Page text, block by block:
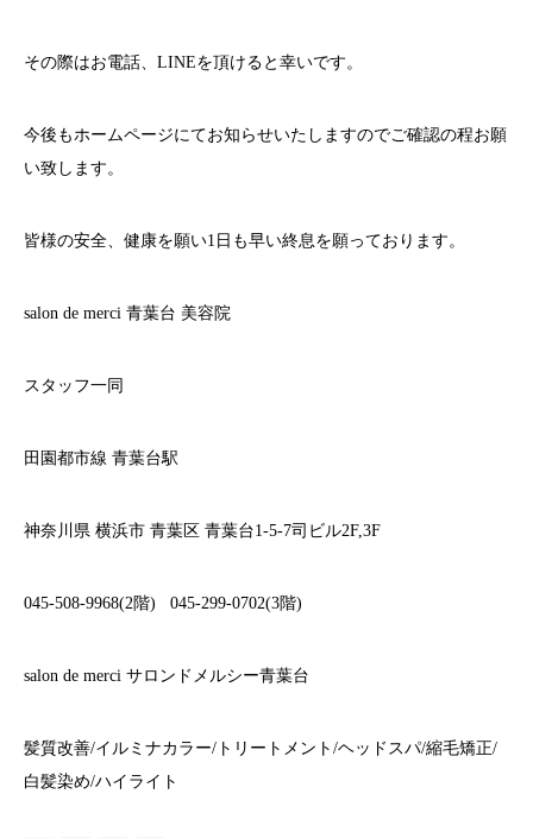
その際はお電話、 LINEを頂けると幸いです。
今後もホームページにてお知らせいたしますのでご確認の程お願
い致します。
皆様の安全、健康を願い1 日も早い終息を願っております。
salon de merci 青葉台 美容院
スタッフ一同
田園都市線 青葉台駅
神奈川県 横浜市 青葉区 青葉台1-5-7司ビル2F,3F
045-508-9968(2階) 045-299-0702(3階)
salon de merci サロンドメルシー青葉台
髪質改善/イルミナカラー/ トリートメント /ヘッドスパ/縮毛矯正/
白髪染め/ハイライト